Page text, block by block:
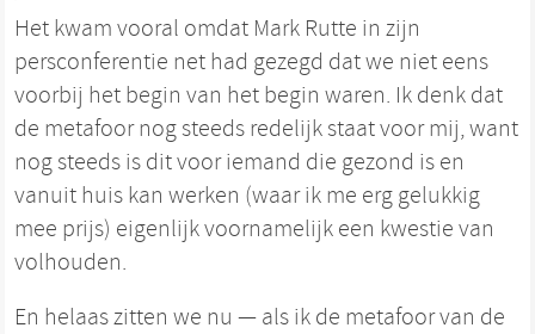
Het kwam vooral omdat Mark Rutte in zijn
persconferentie net had gezegd dat we niet eens
voorbij het begin van het begin waren. Ik denk dat
de metafoor nog steeds redelijk staat voor mij, want
nog steeds is dit voor iemand die gezond is en
vanuit huis kan werken (waar ik me erg gelukkig
mee prijs) eigenlijk voornamelijk een kwestie van
volhouden.
En helaas zitten we nu — als ik de metafoor van de